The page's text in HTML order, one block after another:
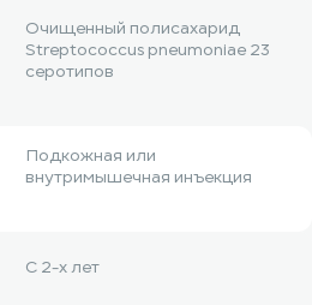
Очищенный полисахарид
Streptococcus pneumoniae 23
серотипов
Подкожная или
внутримышечная инъекция
С 2-х лет